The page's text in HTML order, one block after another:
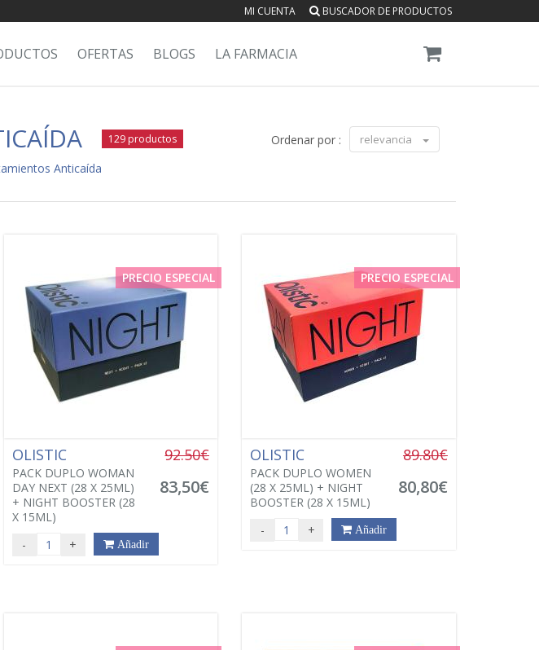
MI CUENTA BUSCADOR DE PRODUCTOS
OFERTAS BLOGS LA FARMACIA
129 productos
Anticaída
Ordenar por : relevancia
PRECIO ESPECIAL
OLISTIC
PACK DUPLO WOMAN
DAY NEXT (28 X 25ML)
+ NIGHT BOOSTER (28
X 15ML)
92.50€
83,50€
- + Añadir
PRECIO ESPECIAL
OLISTIC
PACK DUPLO WOMEN
(28 X 25ML) + NIGHT
BOOSTER (28 X 15ML)
89.80€
80,80€
- + Añadir